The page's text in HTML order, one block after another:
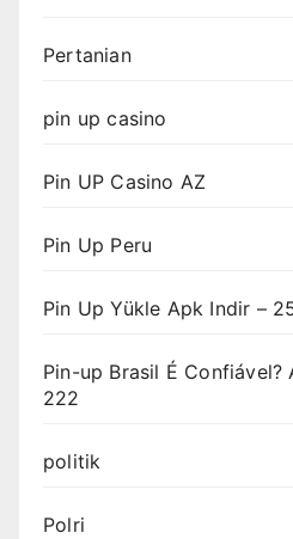
Pertanian
pin up casino
Pin UP Casino AZ
Pin Up Peru
Pin Up Yükle Apk Indir –
Pin-up Brasil É Confiável?
222
politik
Polri